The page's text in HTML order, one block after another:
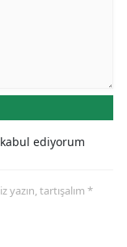
ediyorum
tartışalım *